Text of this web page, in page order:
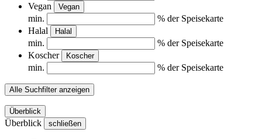
Vegan
Vegan
min.
% der Speisekarte
Halal
Halal
min.
% der Speisekarte
Koscher
Koscher
min. % der Speisekarte
Alle Suchfilter anzeigen
Überblick
Überblick schließen